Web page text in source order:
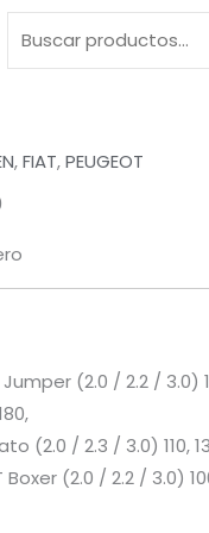
,FIAT,PEUGEOT
Jumper (2.0 / 2.2 / 3.0)
(2.0 / 2.3 / 3.0) 110,
Boxer (2.0 / 2.2 / 3.0)